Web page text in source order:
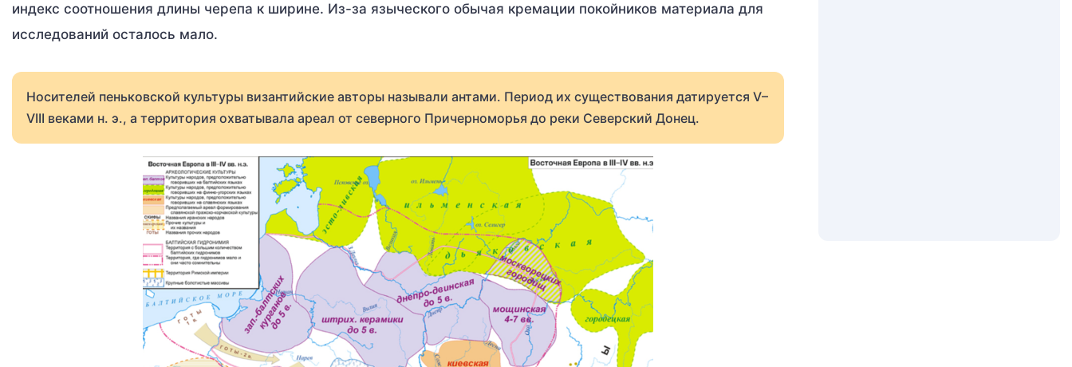
индекс соотношения длины черепа к ширине. Из-за языческого обычая кремации покойников материала для
исследований осталось мало.
Носителей пеньковской культуры византийские авторы называли антами. Период их существования датируется V–
VIII веками н. э., а территория охватывала ареал от северного Причерноморья до реки Северский Донец.